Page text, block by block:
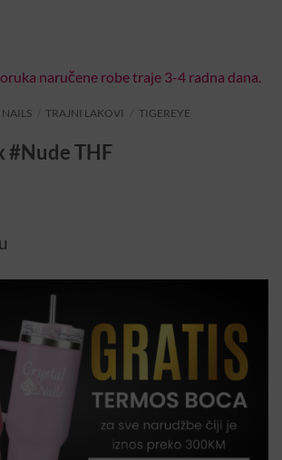
naručene robe traje 3-4 radna dana.
NAILS TRAJNI LAKOVI TIGEREYE
#Nude THF